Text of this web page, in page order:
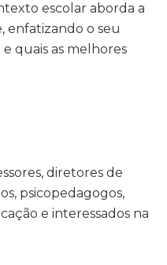
escolar aborda a
enfatizando o seu
quais as melhores
diretores de
psicopedagogos,
e interessados na